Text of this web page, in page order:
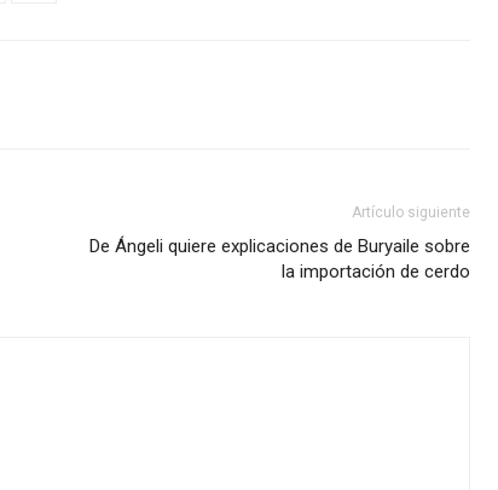
Artículo siguiente
De Ángeli quiere explicaciones de Buryaile sobre
la importación de cerdo